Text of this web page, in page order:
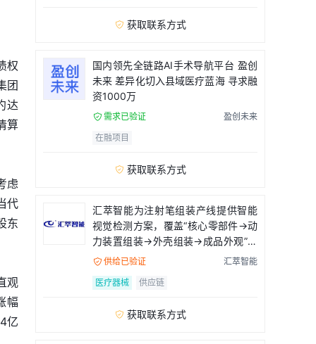
权
团
达
算
虑
代
东
观
幅
亿
 获取联系方式
国内领先全链路AI手术导航平台 盈创
未来 差异化切入县域医疗蓝海 寻求融
资1000万
 需求已验证
盈创未来
在融项目
 获取联系方式
汇萃智能为注射笔组装产线提供智能
视觉检测方案，覆盖“核心零部件→动
力装置组装→外壳组装→成品外观”全
流程
 供给已验证
汇萃智能
医疗器械
供应链
 获取联系方式